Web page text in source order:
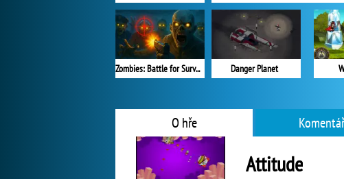
Zombies: Battle for Survival Danger Planet
O hře
Attitude